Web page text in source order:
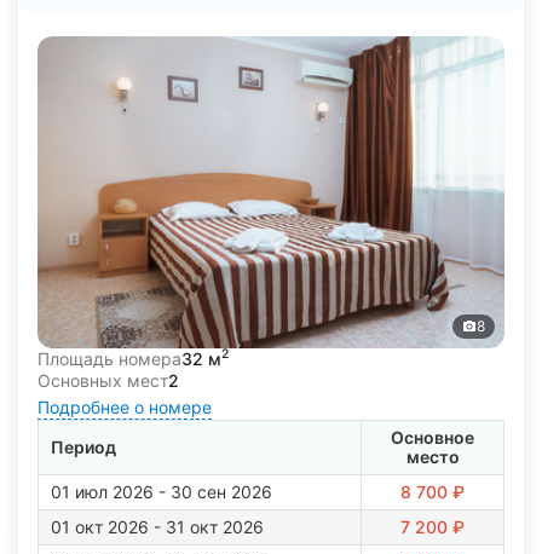
8
Площадь номера32 м2
Основных мест2
Подробнее о номере
Период
Основное
место
01 июл 2026 - 30 сен 2026
8 700 ₽
01 окт 2026 - 31 окт 2026
7 200 ₽